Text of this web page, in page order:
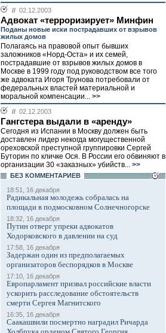
// 02.12.2003
Адвокат «терроризирует» Минфин
Поданы новые иски пострадавших от взрывов
жилых домов
Полагаясь на правовой опыт бывших
заложников «Норд-Оста» и их семей,
пострадавшие от взрывов жилых домов в
Москве в 1999 году под руководством все того
же адвоката Игоря Трунова потребовали от
федеральных властей материальной и
моральной компенсации... >>
// 02.12.2003
Гангстера выдали в «аренду»
Сегодня из Испании в Москву должен быть
доставлен лидер некогда могущественной
ореховской преступной группировки Сергей
Буторин по кличке Ося. В России его обвиняют в
организации 30 «заказных» убийств... >>
БЕЗ КОМMЕНТАРИЕВ
18:51, 16 декабря
Радикальная молодежь собралась на
площади в подмосковном Солнечногорске
18:32, 16 декабря
Путин отверг упреки адвокатов
Ходорковского в давлении на суд
17:58, 16 декабря
Задержан один из предполагаемых
организаторов беспорядков в Москве
17:10, 16 декабря
Европарламент призвал российские власти
ускорить расследование обстоятельств
смерти Сергея Магнитского
16:35, 16 декабря
Саакашвили посмертно наградил Ричарда